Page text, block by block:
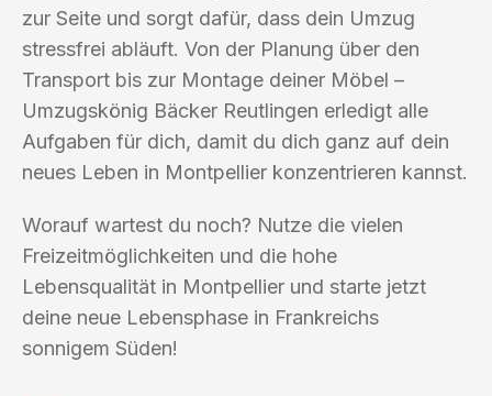
zur Seite und sorgt dafür, dass dein Umzug
stressfrei abläuft. Von der Planung über den
Transport bis zur Montage deiner Möbel –
Umzugskönig Bäcker Reutlingen erledigt alle
Aufgaben für dich, damit du dich ganz auf dein
neues Leben in Montpellier konzentrieren kannst.
Worauf wartest du noch? Nutze die vielen
Freizeitmöglichkeiten und die hohe
Lebensqualität in Montpellier und starte jetzt
deine neue Lebensphase in Frankreichs
sonnigem Süden!